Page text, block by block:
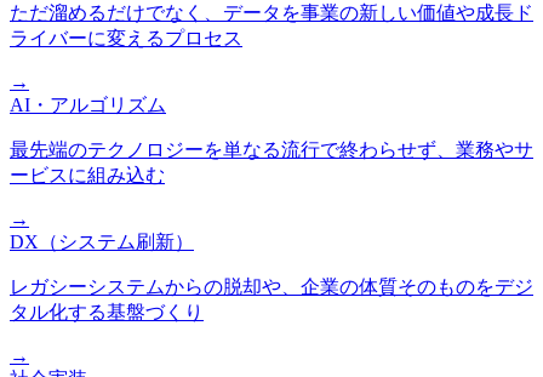
ただ溜めるだけでなく、データを事業の新しい価値や成長ド
ライバーに変えるプロセス
→
AI・アルゴリズム
最先端のテクノロジーを単なる流行で終わらせず、業務やサ
ービスに組み込む
→
DX（システム刷新）
レガシーシステムからの脱却や、企業の体質そのものをデジ
タル化する基盤づくり
→